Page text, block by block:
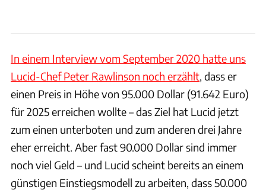
In einem Interview vom September 2020 hatte uns
Lucid-Chef Peter Rawlinson noch erzählt, dass er
einen Preis in Höhe von 95.000 Dollar (91.642 Euro)
für 2025 erreichen wollte – das Ziel hat Lucid jetzt
zum einen unterboten und zum anderen drei Jahre
eher erreicht. Aber fast 90.000 Dollar sind immer
noch viel Geld – und Lucid scheint bereits an einem
günstigen Einstiegsmodell zu arbeiten, dass 50.000